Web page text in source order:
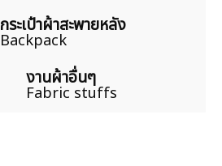
กระเป๋าผ้าสะพายหลัง
Backpack
งานผ้าอื่นๆ
Fabric stuffs